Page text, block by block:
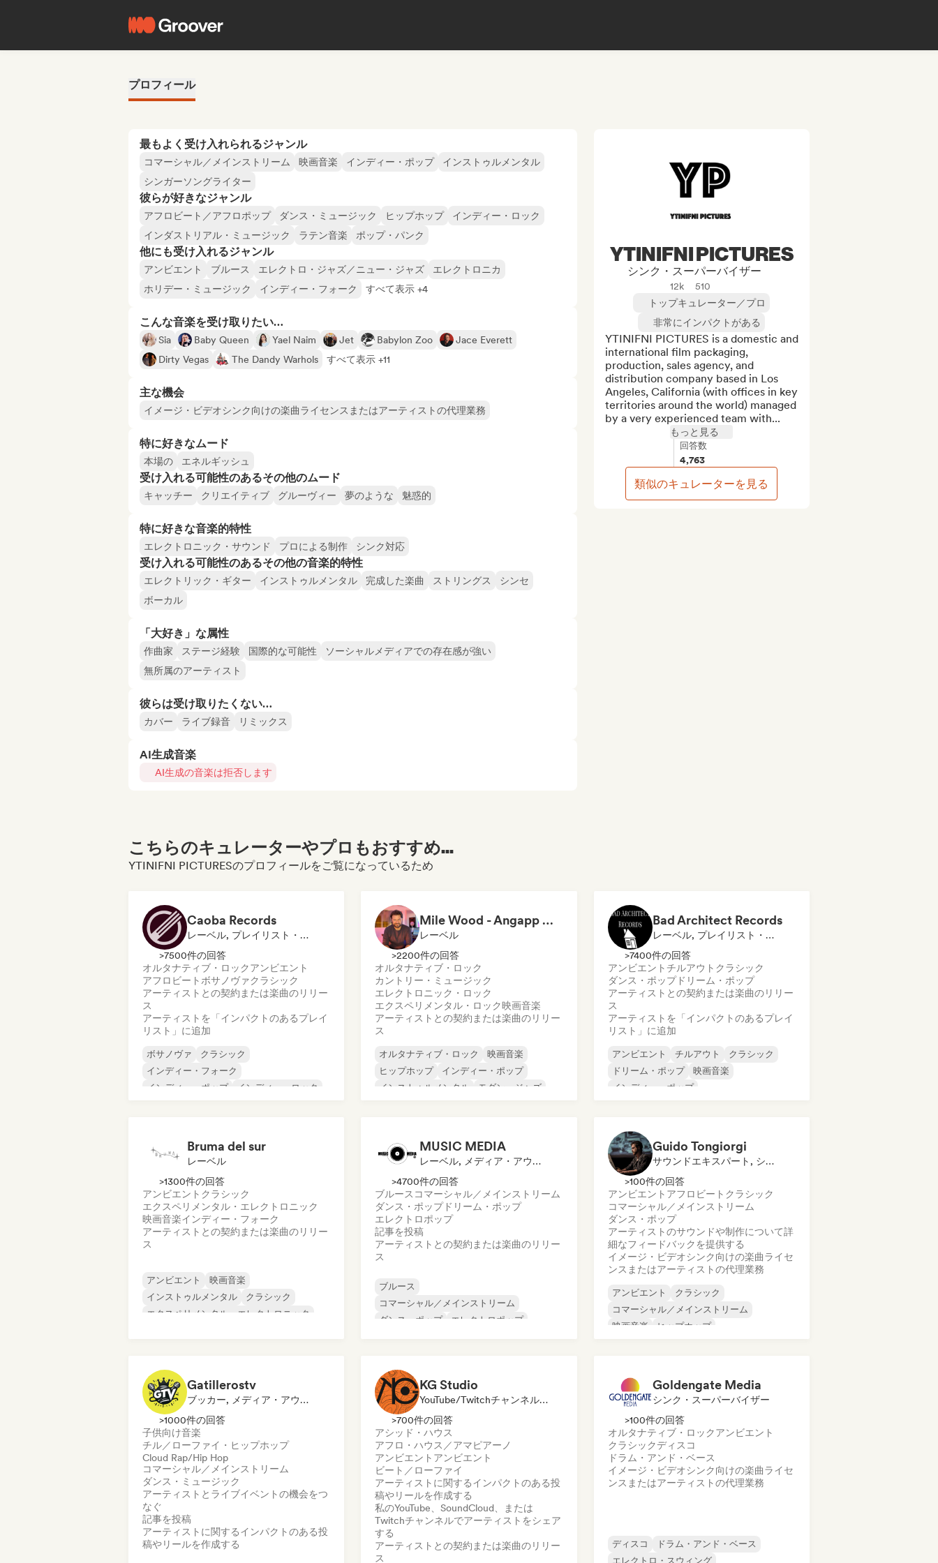
プロフィール
最もよく受け入れられるジャンル
コマーシャル／メインストリーム 映画音楽 インディー・ポップ
インストゥルメンタル
シンガーソングライター
彼らが好きなジャンル
アフロビート／アフロポップ ダンス・ミュージック ヒップホップ
インディー・ロック
インダストリアル・ミュージック
ラテン音楽 ポップ・パンク
他にも受け入れるジャンル
アンビエント ブルース エレクトロ・ジャズ／ニュー・ジャズ
エレクトロニカ
ホリデー・ミュージック
インディー・フォーク すべて表示 +4
こんな音楽を受け取りたい…
Sia Baby Queen Yael Naim Jet Babylon Zoo
Jace Everett
Dirty Vegas
The Dandy Warhols すべて表示 +11
主な機会
イメージ・ビデオシンク向けの楽曲ライセンスまたはアーティストの代理業務
特に好きなムード
本場の エネルギッシュ
受け入れる可能性のあるその他のムード
キャッチー クリエイティブ グルーヴィー 夢のような 魅惑的
特に好きな音楽的特性
エレクトロニック・サウンド プロによる制作 シンク対応
受け入れる可能性のあるその他の音楽的特性
エレクトリック・ギター インストゥルメンタル 完成した楽曲 ストリングス
シンセ
ボーカル
「大好き」な属性
作曲家 ステージ経験 国際的な可能性
ソーシャルメディアでの存在感が強い
無所属のアーティスト
彼らは受け取りたくない…
カバー ライブ録音 リミックス
AI生成音楽
AI生成の音楽は拒否します
YTINIFNI PICTURES
シンク・スーパーバイザー
12k
510
トップキュレーター／プロ
非常にインパクトがある
YTINIFNI PICTURES is a domestic and
international film packaging,
production, sales agency, and
distribution company based in Los
Angeles, California (with offices in key
territories around the world) managed
by a very experienced team with...
もっと見る
回答数
4,763
類似のキュレーターを見る
こちらのキュレーターやプロもおすすめ...
YTINIFNI PICTURESのプロフィールをご覧になっているため
Caoba Records
レーベル, プレイリスト・キュレーター
>7500件の回答
オルタナティブ・ロックアンビエント
アフロビート ボサノヴァクラシック
アーティストとの契約または楽曲のリリー
ス
アーティストを「インパクトのあるプレイ
リスト」に追加
ボサノヴァ
クラシック
インディー・フォーク
インディー・ポップ
インディー・ロック
Mile Wood - Angapp Music
レーベル
>2200件の回答
オルタナティブ・ロック
カントリー・ミュージック
エレクトロニック・ロック
エクスペリメンタル・ロック映画音楽
アーティストとの契約または楽曲のリリー
ス
オルタナティブ・ロック
映画音楽
ヒップホップ
インディー・ポップ
インストゥルメンタル
モダン・ジャズ
Bad Architect Records
レーベル, プレイリスト・キュレーター
>7400件の回答
アンビエント チルアウト クラシック
ダンス・ポップドリーム・ポップ
アーティストとの契約または楽曲のリリー
ス
アーティストを「インパクトのあるプレイ
リスト」に追加
アンビエント チルアウト
クラシック
ドリーム・ポップ
映画音楽
インディー・ポップ
Bruma del sur
レーベル
>1300件の回答
アンビエント クラシック
エクスペリメンタル・エレクトロニック
映画音楽インディー・フォーク
アーティストとの契約または楽曲のリリー
ス
アンビエント
映画音楽
インストゥルメンタル
クラシック
エクスペリメンタル・エレクトロニック
MUSIC MEDIA
レーベル, メディア・アウトレット／ジャーナリスト
>4700件の回答
ブルース コマーシャル／メインストリーム
ダンス・ポップドリーム・ポップ
エレクトロポップ
記事を投稿
アーティストとの契約または楽曲のリリー
ス
ブルース
コマーシャル／メインストリーム
ダンス・ポップ
エレクトロポップ
ポップ・ロック
Guido Tongiorgi
サウンドエキスパート, シンク・スーパーバイザー
>100件の回答
アンビエント アフロビート クラシック
コマーシャル／メインストリーム
ダンス・ポップ
アーティストのサウンドや制作について詳
細なフィードバックを提供する
イメージ・ビデオシンク向けの楽曲ライセ
ンスまたはアーティストの代理業務
アンビエント
クラシック
コマーシャル／メインストリーム
映画音楽
ヒップホップ
Gatillerostv
ブッカー, メディア・アウトレット／ジャーナリスト, ソーシャルメディアインフルエンサー
>1000件の回答
子供向け音楽
チル／ローファイ・ヒップホップ
Cloud Rap/Hip Hop
コマーシャル／メインストリーム
ダンス・ミュージック
アーティストとライブイベントの機会をつ
なぐ
記事を投稿
アーティストに関するインパクトのある投
稿やリールを作成する
KG Studio
YouTube/Twitchチャンネル, レーベル, ソーシャルメディアインフルエンサー
>700件の回答
アシッド・ハウス
アフロ・ハウス／アマピアーノ
アンビエント アンビエント
ビート／ローファイ
アーティストに関するインパクトのある投
稿やリールを作成する
私のYouTube、SoundCloud、または
Twitchチャンネルでアーティストをシェア
する
アーティストとの契約または楽曲のリリー
ス
Goldengate Media
シンク・スーパーバイザー
>100件の回答
オルタナティブ・ロックアンビエント
クラシックディスコ
ドラム・アンド・ベース
イメージ・ビデオシンク向けの楽曲ライセ
ンスまたはアーティストの代理業務
ディスコ
ドラム・アンド・ベース
エレクトロ・スウィング